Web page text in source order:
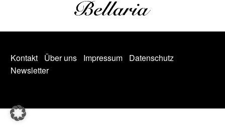
Kontakt Über uns Impressum
Datenschutz
Newsletter